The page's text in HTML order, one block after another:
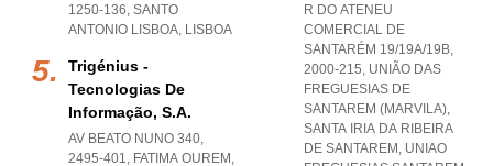
1250-136, SANTO
ANTONIO LISBOA, LISBOA
Trigénius -
Tecnologias De
Informação, S.a.
AV BEATO NUNO 340,
2495-401, FATIMA OUREM ,
R DO ATENEU
COMERCIAL DE
SANTARÉM 19/19A/19B,
2000-215, UNIÃO DAS
FREGUESIAS DE
SANTAREM (MARVILA),
SANTA IRIA DA RIBEIRA
DE SANTAREM , UNIAO